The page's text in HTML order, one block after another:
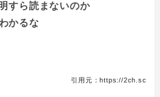
すら読まないのか
かるな
引用元：https://2ch.sc